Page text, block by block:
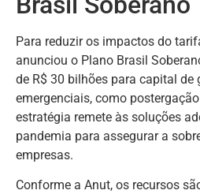
Para reduzir os impactos do
anunciou o Plano Brasil
de R$ 30 bilhões para capital de
emergenciais, como
estratégia remete às soluções
pandemia para assegurar a
empresas.
Conforme a Anut, os recursos